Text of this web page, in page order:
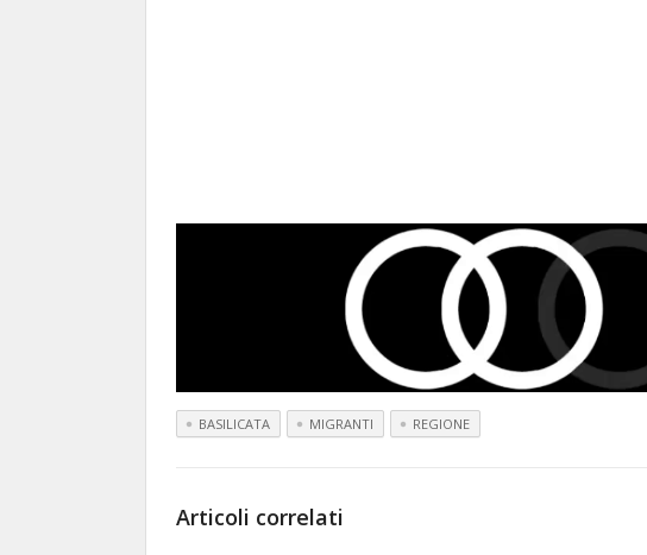
BASILICATA MIGRANTI REGIONE
Articoli correlati